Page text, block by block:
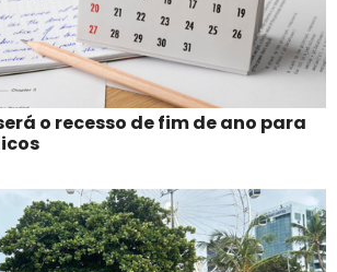
o recesso de fim de ano para